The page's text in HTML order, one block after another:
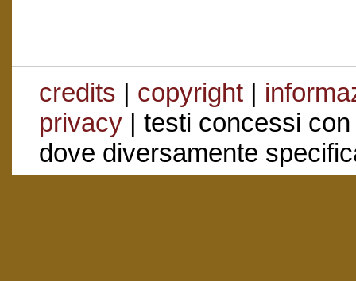
credits | copyright|
privacy| testi concessi
dove diversamente